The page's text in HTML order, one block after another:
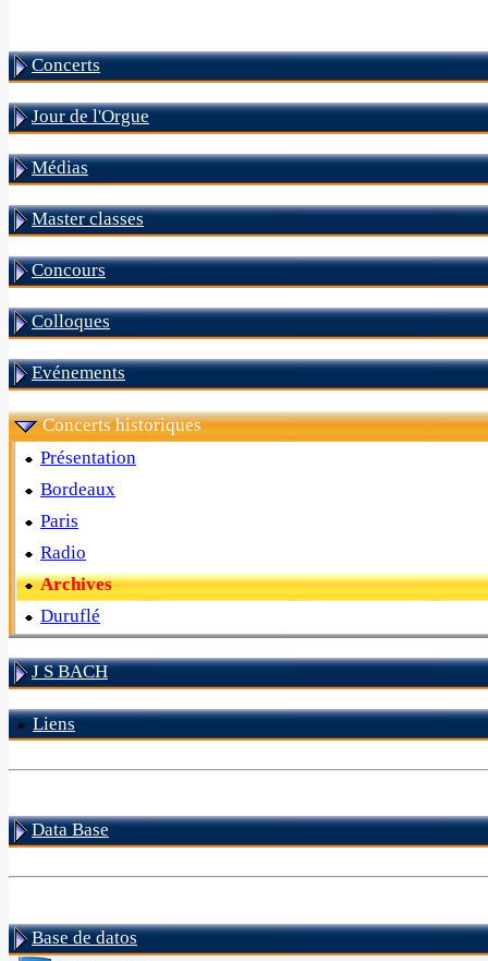
Concerts
Jour de l'Orgue
Médias
Master classes
Concours
Colloques
Evénements
Concerts historiques
Présentation
Bordeaux
Paris
Radio
Archives
Duruflé
J S BACH
Liens
Data Base
Base de datos